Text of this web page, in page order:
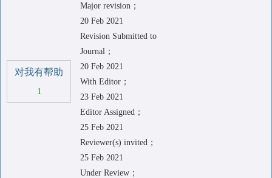
对我有帮助
1
Major revision；
20 Feb 2021
Revision Submitted to
Journal；
20 Feb 2021
With Editor；
23 Feb 2021
Editor Assigned；
25 Feb 2021
Reviewer(s) invited；
25 Feb 2021
Under Review；